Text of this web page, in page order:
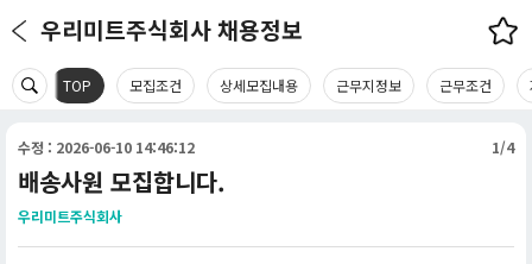
우리미트주식회사 채용정보
TOP 모집조건 상세모집내용 근무지정보 근무조건
수정 : 2026-06-10 14:46:12 1/4
배송사원 모집합니다.
우리미트주식회사